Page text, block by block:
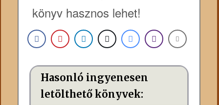
könyv hasznos lehet!
Hasonló ingyenesen
letölthető könyvek: